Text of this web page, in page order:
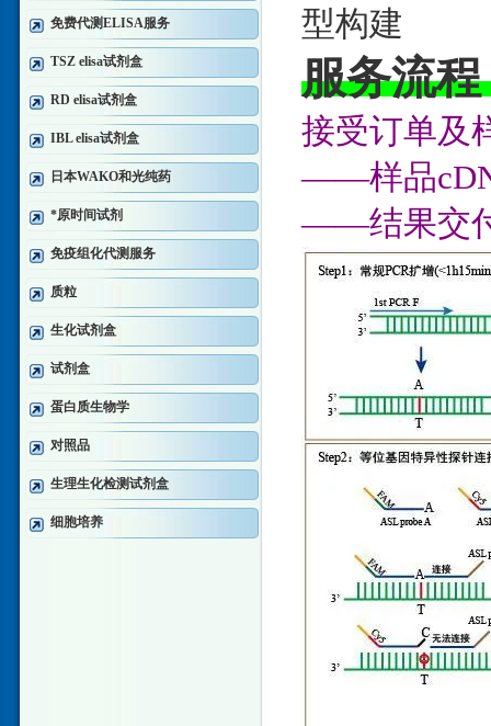
免费代测ELISA服务
TSZ elisa试剂盒
RD elisa试剂盒
IBL elisa试剂盒
日本WAKO和光纯药
*原时间试剂
免疫组化代测服务
质粒
生化试剂盒
试剂盒
蛋白质生物学
对照品
生理生化检测试剂盒
细胞培养
型构建
服务流程
接受订单
——样品
——结果交